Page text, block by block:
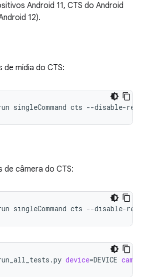
Android 11, CTS do Android
12).
mídia do CTS:
singleCommand cts --disable-
câmera do CTS:
singleCommand cts --disable-
device=DEVICE